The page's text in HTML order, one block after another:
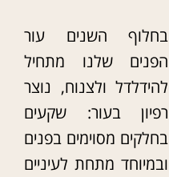
בחלוף השנים עור
הפנים שלנו מתחיל
להידלדל ולצנוח, נוצר
רפיון בעור: שקעים
בחלקים מסוימים בפנים
ובמיוחד מתחת לעיניים